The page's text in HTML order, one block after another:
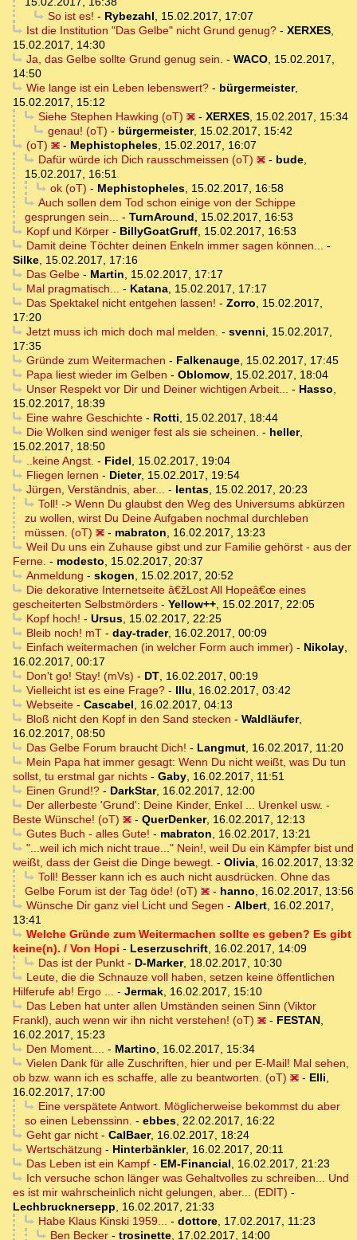
So ist es! - Rybezahl, 15.02.2017, 17:07
Ist die Institution "Das Gelbe" nicht Grund genug?- XERXES,
15.02.2017, 14:30
Ja, das Gelbe sollte Grund genug sein. - WACO, 15.02.2017,
14:50
Wie lange ist ein Leben lebenswert?- bürgermeister,
15.02.2017, 15:12
Siehe Stephen Hawking (oT)
- XERXES, 15.02.2017, 15:34
genau! (oT) - bürgermeister, 15.02.2017, 15:42
(oT)
- Mephistopheles, 15.02.2017, 16:07
Dafür würde ich Dich rausschmeissen (oT)
- bude,
15.02.2017, 16:51
ok (oT) - Mephistopheles, 15.02.2017, 16:58
Auch sollen dem Tod schon einige von der Schippe
gesprungen sein... - TurnAround, 15.02.2017, 16:53
Kopf und Körper- BillyGoatGruff, 15.02.2017, 16:53
Damit deine Töchter deinen Enkeln immer sagen können... -
Silke, 15.02.2017, 17:16
Das Gelbe- Martin, 15.02.2017, 17:17
Mal pragmatisch... - Katana, 15.02.2017, 17:17
Das Spektakel nicht entgehen lassen! - Zorro, 15.02.2017,
17:20
Jetzt muss ich mich doch mal melden. - svenni, 15.02.2017,
17:35
Gründe zum Weitermachen - Falkenauge, 15.02.2017, 17:45
Papa liest wieder im Gelben - Oblomow, 15.02.2017, 18:04
Unser Respekt vor Dir und Deiner wichtigen Arbeit... - Hasso,
15.02.2017, 18:39
Eine wahre Geschichte- Rotti, 15.02.2017, 18:44
Die Wolken sind weniger fest als sie scheinen. - heller,
15.02.2017, 18:50
..keine Angst. - Fidel, 15.02.2017, 19:04
Fliegen lernen - Dieter, 15.02.2017, 19:54
Jürgen, Verständnis, aber... - lentas, 15.02.2017, 20:23
Toll! -> Wenn Du glaubst den Weg des Universums abkürzen
zu wollen, wirst Du Deine Aufgaben nochmal durchleben
müssen. (oT)
- mabraton, 16.02.2017, 13:23
Weil Du uns ein Zuhause gibst und zur Familie gehörst - aus der
Ferne. - modesto, 15.02.2017, 20:37
Anmeldung - skogen, 15.02.2017, 20:52
Die dekorative Internetseite â€žLost All Hopeâ€œ eines
gescheiterten Selbstmörders - Yellow++, 15.02.2017, 22:05
Kopf hoch! - Ursus, 15.02.2017, 22:25
Bleib noch! mT- day-trader, 16.02.2017, 00:09
Einfach weitermachen (in welcher Form auch immer) - Nikolay,
16.02.2017, 00:17
Don't go! Stay! (mVs) - DT, 16.02.2017, 00:19
Vielleicht ist es eine Frage?- Illu, 16.02.2017, 03:42
Webseite- Cascabel, 16.02.2017, 04:13
Bloß nicht den Kopf in den Sand stecken - Waldläufer,
16.02.2017, 08:50
Das Gelbe Forum braucht Dich! - Langmut, 16.02.2017, 11:20
Mein Papa hat immer gesagt: Wenn Du nicht weißt, was Du tun
sollst, tu erstmal gar nichts - Gaby, 16.02.2017, 11:51
Einen Grund!?- DarkStar, 16.02.2017, 12:00
Der allerbeste 'Grund': Deine Kinder, Enkel ... Urenkel usw. -
Beste Wünsche! (oT)
- QuerDenker, 16.02.2017, 12:13
Gutes Buch - alles Gute! - mabraton, 16.02.2017, 13:21
"...weil ich mich nicht traue..." Nein!, weil Du ein Kämpfer bist und
weißt, dass der Geist die Dinge bewegt. - Olivia, 16.02.2017, 13:32
Toll! Besser kann ich es auch nicht ausdrücken. Ohne das
Gelbe Forum ist der Tag öde! (oT)
- hanno, 16.02.2017, 13:56
Wünsche Dir ganz viel Licht und Segen - Albert, 16.02.2017,
13:41
Welche Gründe zum Weitermachen sollte es geben? Es gibt
keine(n). / Von Hopi - Leserzuschrift, 16.02.2017, 14:09
Das ist der Punkt- D-Marker, 18.02.2017, 10:30
Leute, die die Schnauze voll haben, setzen keine öffentlichen
Hilferufe ab! Ergo ... - Jermak, 16.02.2017, 15:10
Das Leben hat unter allen Umständen seinen Sinn (Viktor
Frankl), auch wenn wir ihn nicht verstehen! (oT)
- FESTAN,
16.02.2017, 15:23
Den Moment.... - Martino, 16.02.2017, 15:34
Vielen Dank für alle Zuschriften, hier und per E-Mail! Mal sehen,
ob bzw. wann ich es schaffe, alle zu beantworten. (oT)
- Elli,
16.02.2017, 17:00
Eine verspätete Antwort. Möglicherweise bekommst du aber
so einen Lebenssinn. - ebbes, 22.02.2017, 16:22
Geht gar nicht- CalBaer, 16.02.2017, 18:24
Wertschätzung - Hinterbänkler, 16.02.2017, 20:11
Das Leben ist ein Kampf- EM-Financial, 16.02.2017, 21:23
Ich versuche schon länger was Gehaltvolles zu schreiben... Und
es ist mir wahrscheinlich nicht gelungen, aber... (EDIT) -
Lechbrucknersepp, 16.02.2017, 21:33
Habe Klaus Kinski 1959... - dottore, 17.02.2017, 11:23
Ben Becker- trosinette, 17.02.2017, 14:00